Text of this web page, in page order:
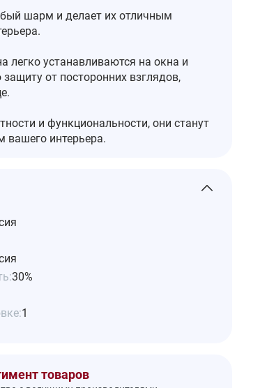
шарм и делает их отличным
устанавливаются на окна и
от посторонних взглядов,
и функциональности, они станут
интерьера.
30%
1
товаров